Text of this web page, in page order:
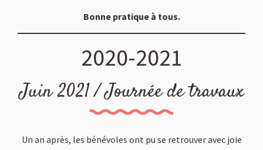
Bonne pratique à tous.
2020-2021
Juin 2021 / Journée de travaux
Un an après, les bénévoles ont pu se retrouver avec joie